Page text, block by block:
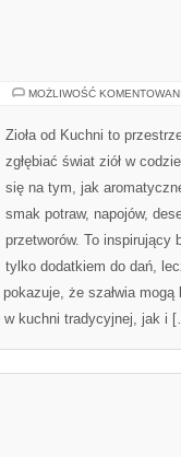
MOŻLIWOŚĆ
Zioła od Kuchni to
zgłębiać świat ziół w
się na tym, jak
smak potraw, napojów,
przetworów. To inspirujący
tylko dodatkiem do dań,
że szałwia
w kuchni tradycyjnej, jak i